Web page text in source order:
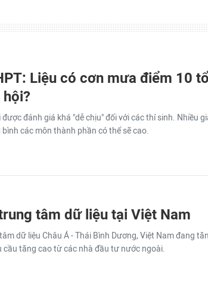
Liệu có cơn mưa điểm 10
đánh giá khá "dễ chịu" đối với các thí sinh. Nhiều
các môn thành phần có thể sẽ cao.
tâm dữ liệu tại Việt Nam
dữ liệu Châu Á - Thái Bình Dương, Việt Nam đang
tăng cao từ các nhà đầu tư nước ngoài.